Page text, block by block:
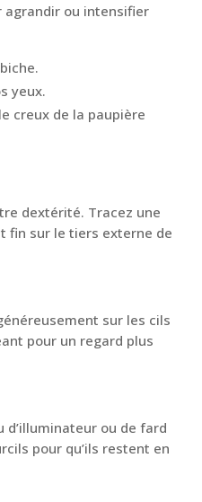
agrandir ou intensifier
yeux.
creux de la paupière
dextérité. Tracez une
fin sur le tiers externe de
sur les cils
pour un regard plus
ou de fard
pour qu’ils restent en